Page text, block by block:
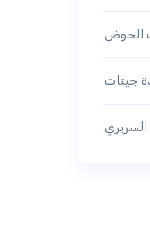
الحوض
جيتات
السريري